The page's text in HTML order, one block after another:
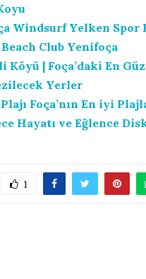
Windsurf Yelken Spor
Club Yenifoça
Köyü | Foça’daki En
Yerler
Plajı Foça’nın En iyi
Hayatı ve Eğlence
1